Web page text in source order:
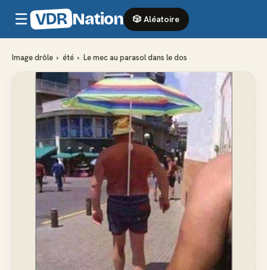
☰ VDR Nation 🎲 Aléatoire
Image drôle › été › Le mec au parasol dans le dos